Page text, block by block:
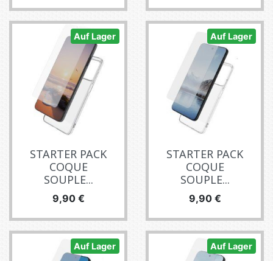
Auf Lager
STARTER PACK
COQUE
SOUPLE...
Preis
9,90 €
Auf Lager
STARTER PACK
COQUE
SOUPLE...
Preis
9,90 €
Auf Lager Auf Lager